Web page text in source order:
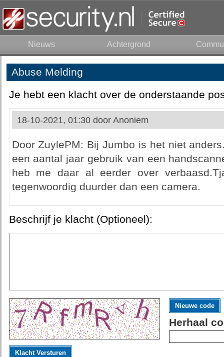
Nieuws Achtergrond
Abuse Melding
Je hebt een klacht over de onderstaande
18-10-2021, 01:30 door Anoniem
Door ZuylePM: Bij Jumbo is het niet
een aantal jaar gebruik van een
heb me daar al eerder over
tegenwoordig duurder dan een camera.
Beschrijf je klacht (Optioneel):
Nieuwe code
Herhaal
Klacht Versturen